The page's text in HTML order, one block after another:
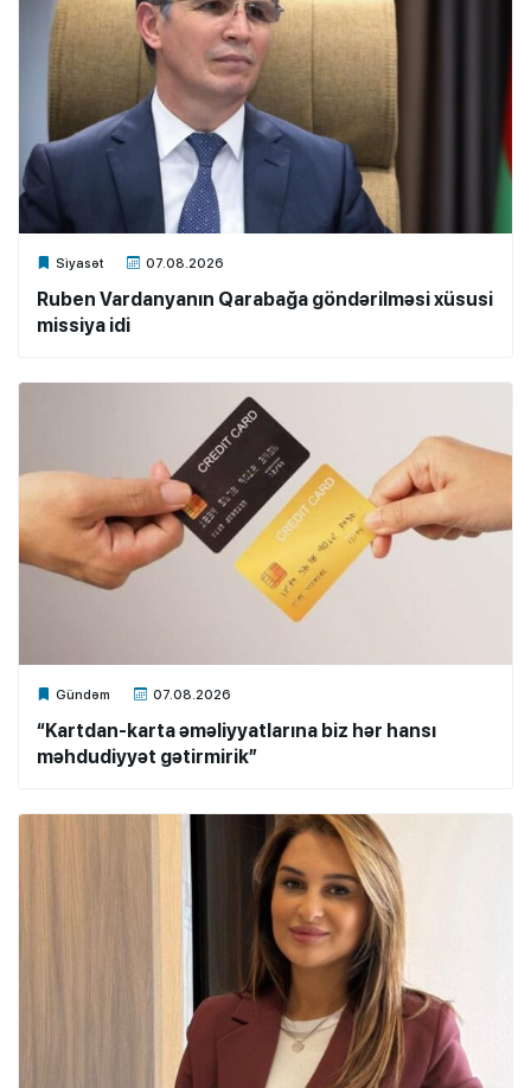
Siyasət 07.08.2026
Xalq.Online
Ruben Vardanyanın Qarabağa göndərilməsi xüsusi
missiya idi
Gündəm 07.08.2026
Xalq.Online
“Kartdan-karta əməliyyatlarına biz hər hansı
məhdudiyyət gətirmirik”